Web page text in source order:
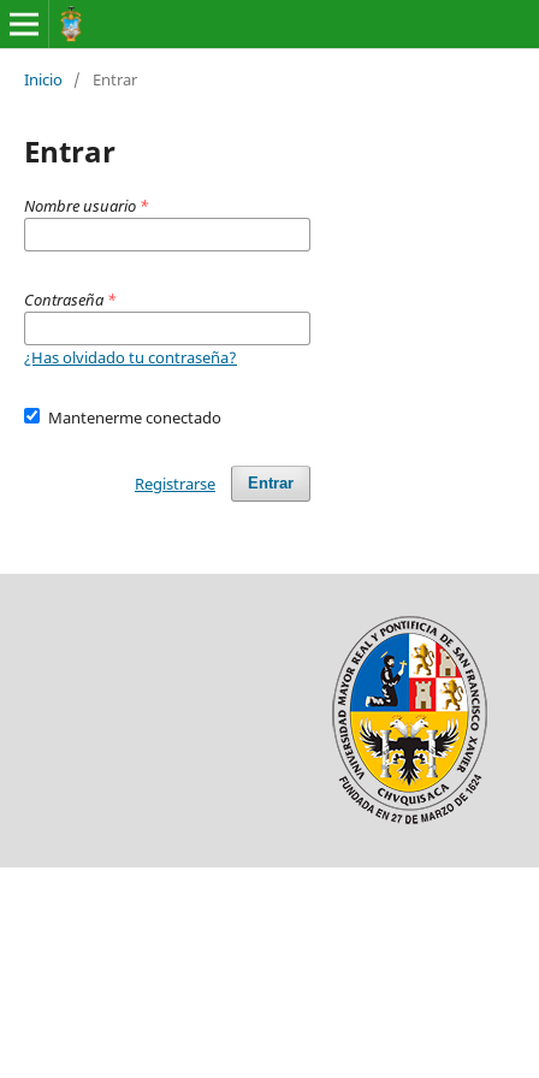
Inicio / Entrar
Entrar
Nombre usuario *
Contraseña *
¿Has olvidado tu contraseña?
Mantenerme conectado
Entrar
Registrarse